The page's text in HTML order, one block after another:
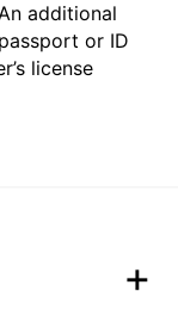
additional
or ID
license